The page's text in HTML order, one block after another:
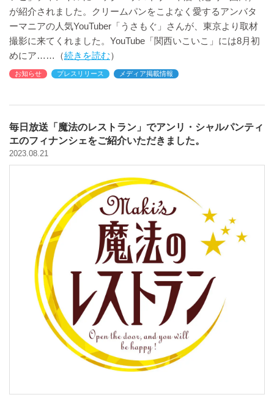
が紹介されました。クリームパンをこよなく愛するアンバタ
ーマニアの人気YouTuber「うさもぐ」さんが、東京より取材
撮影に来てくれました。YouTube「関西いこいこ」には8月初
めにア
続きを読む
お知らせ プレスリリース メディア掲載情報
毎日放送「魔法のレストラン」でアンリ・シャルパンティ
エのフィナンシェをご紹介いただきました。
2023.08.21